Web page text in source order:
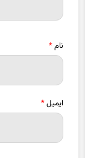
نام*
ایمیل*